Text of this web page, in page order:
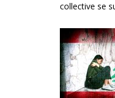
collective se